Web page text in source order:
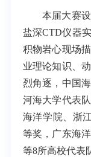
本届大赛
盐深CTD仪器
积物岩心现场
业理论知识、
烈角逐，中国
河海大学代表
海洋学院、浙
等奖，广东海
等8所高校代表